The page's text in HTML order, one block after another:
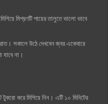
মিশ্রণটি পায়ের তালুতে ভালো ভাবে
সকালে উঠে দেখবেন জ্বর একেবারে
যাবে না।
করে মিশিয়ে নিন। এটি ১০ মিনিটের